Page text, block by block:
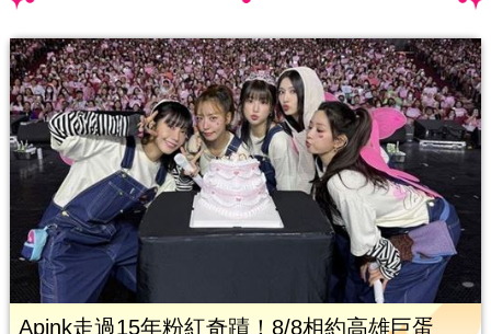
Apink走過15年粉紅奇蹟！8/8相約高雄巨蛋